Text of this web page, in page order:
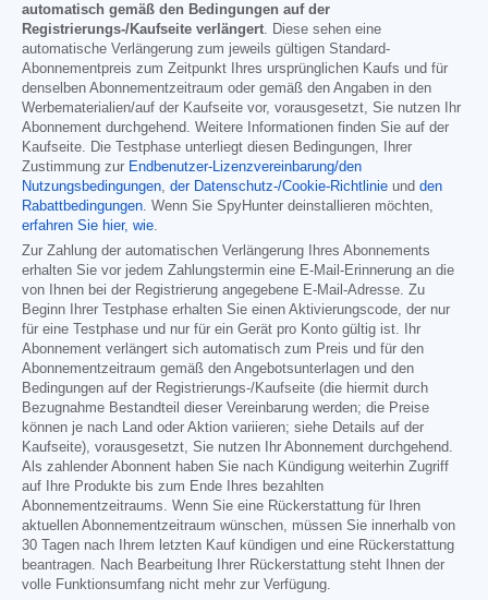
automatisch gemäß den Bedingungen auf der
Registrierungs-/Kaufseite verlängert. Diese sehen eine
automatische Verlängerung zum jeweils gültigen Standard-
Abonnementpreis zum Zeitpunkt Ihres ursprünglichen Kaufs und für
denselben Abonnementzeitraum oder gemäß den Angaben in den
Werbematerialien/auf der Kaufseite vor, vorausgesetzt, Sie nutzen Ihr
Abonnement durchgehend. Weitere Informationen finden Sie auf der
Kaufseite. Die Testphase unterliegt diesen Bedingungen, Ihrer
Zustimmung zur Endbenutzer-Lizenzvereinbarung/den
Nutzungsbedingungen, der Datenschutz-/Cookie-Richtlinie und den
Rabattbedingungen. Wenn Sie SpyHunter deinstallieren möchten,
erfahren Sie hier, wie.
Zur Zahlung der automatischen Verlängerung Ihres Abonnements
erhalten Sie vor jedem Zahlungstermin eine E-Mail-Erinnerung an die
von Ihnen bei der Registrierung angegebene E-Mail-Adresse. Zu
Beginn Ihrer Testphase erhalten Sie einen Aktivierungscode, der nur
für eine Testphase und nur für ein Gerät pro Konto gültig ist. Ihr
Abonnement verlängert sich automatisch zum Preis und für den
Abonnementzeitraum gemäß den Angebotsunterlagen und den
Bedingungen auf der Registrierungs-/Kaufseite (die hiermit durch
Bezugnahme Bestandteil dieser Vereinbarung werden; die Preise
können je nach Land oder Aktion variieren; siehe Details auf der
Kaufseite), vorausgesetzt, Sie nutzen Ihr Abonnement durchgehend.
Als zahlender Abonnent haben Sie nach Kündigung weiterhin Zugriff
auf Ihre Produkte bis zum Ende Ihres bezahlten
Abonnementzeitraums. Wenn Sie eine Rückerstattung für Ihren
aktuellen Abonnementzeitraum wünschen, müssen Sie innerhalb von
30 Tagen nach Ihrem letzten Kauf kündigen und eine Rückerstattung
beantragen. Nach Bearbeitung Ihrer Rückerstattung steht Ihnen der
volle Funktionsumfang nicht mehr zur Verfügung.